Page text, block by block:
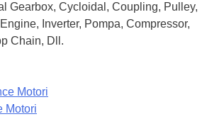
Gearbox, Cycloidal, Coupling, Pulley,
Inverter, Pompa, Compressor,
Chain, Dll.
Motori